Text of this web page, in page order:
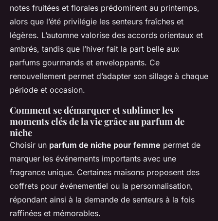
notes fruitées et florales prédominent au printemps,
alors que l’été privilégie les senteurs fraîches et
légères. L’automne valorise des accords orientaux et
ambrés, tandis que l’hiver fait la part belle aux
parfums gourmands et enveloppants. Ce
renouvellement permet d’adapter son sillage à chaque
période et occasion.
Comment se démarquer et sublimer les
moments clés de la vie grâce au parfum de
niche
Choisir un parfum de niche pour femme permet de
marquer les événements importants avec une
fragrance unique. Certaines maisons proposent des
coffrets pour événementiel ou la personnalisation,
répondant ainsi à la demande de senteurs à la fois
raffinées et mémorables.